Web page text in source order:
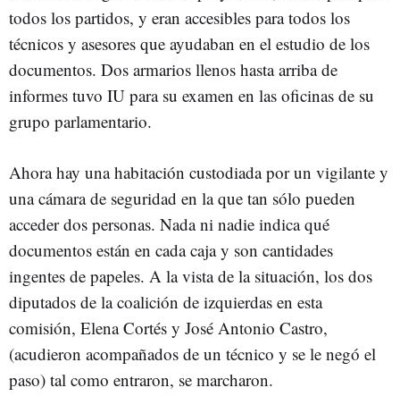
todos los partidos, y eran accesibles para todos los
técnicos y asesores que ayudaban en el estudio de los
documentos. Dos armarios llenos hasta arriba de
informes tuvo IU para su examen en las oficinas de su
grupo parlamentario.
Ahora hay una habitación custodiada por un vigilante y
una cámara de seguridad en la que tan sólo pueden
acceder dos personas. Nada ni nadie indica qué
documentos están en cada caja y son cantidades
ingentes de papeles. A la vista de la situación, los dos
diputados de la coalición de izquierdas en esta
comisión, Elena Cortés y José Antonio Castro,
(acudieron acompañados de un técnico y se le negó el
paso) tal como entraron, se marcharon.